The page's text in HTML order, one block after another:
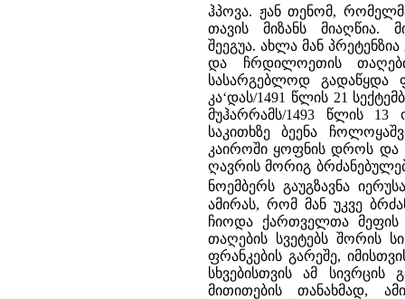
ჰპოვა. ჟან თენომ,
თავის მიზანს მიაღწია.
შეეგუა. ახლა მან
და ჩრდილოეთის
სასარგებლოდ
კა‘დას/1491 წლის 21
მუჰარრამს/1493 წლის 13
საკითხზე ბეენა
კაიროში ყოფნის დროს და
ღავრის მორიგ
ნოემბერს გაუგზავნა
ამირას, რომ მან უკვე
ჩიოდა ქართველთა მეფის
თაღების სვეტებს შორის
ფრანკების გარეშე,
სხვებისთვის ამ
მითითების თანახმად,